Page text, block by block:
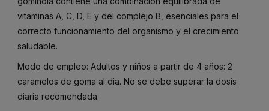
vitaminas A, C, D, E y del complejo B, esenciales para el
correcto funcionamiento del organismo y el crecimiento
saludable.
Modo de empleo: Adultos y niños a partir de 4 años: 2
caramelos de goma al dia. No se debe superar la dosis
diaria recomendada.